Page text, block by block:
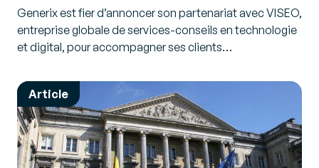
Generix est fier d’annoncer son partenariat avec VISEO,
entreprise globale de services-conseils en technologie
et digital, pour accompagner ses clients…
Article